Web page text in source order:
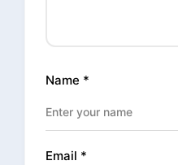
Name *
Email *